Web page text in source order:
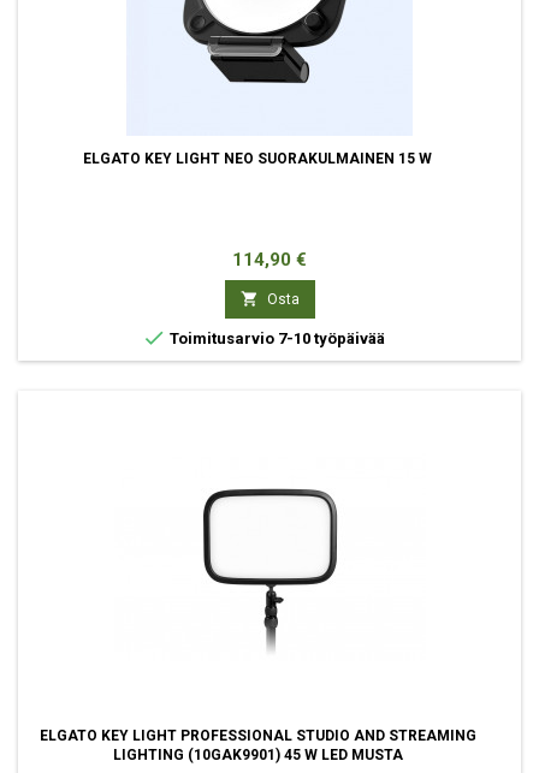
ELGATO KEY LIGHT NEO SUORAKULMAINEN 15 W
Hinta
114,90 €
 Osta
 Toimitusarvio 7-10 työpäivää
ELGATO KEY LIGHT PROFESSIONAL STUDIO AND STREAMING
LIGHTING (10GAK9901) 45 W LED MUSTA